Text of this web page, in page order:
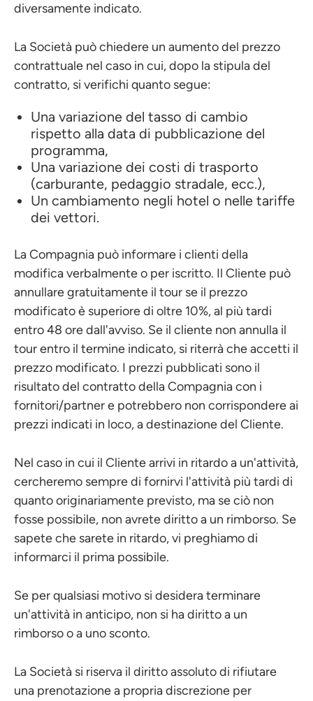
diversamente indicato.
La Società può chiedere un aumento del prezzo
contrattuale nel caso in cui, dopo la stipula del
contratto, si verifichi quanto segue:
Una variazione del tasso di cambio
rispetto alla data di pubblicazione del
programma,
Una variazione dei costi di trasporto
(carburante, pedaggio stradale, ecc.),
Un cambiamento negli hotel o nelle tariffe
dei vettori.
La Compagnia può informare i clienti della
modifica verbalmente o per iscritto. Il Cliente può
annullare gratuitamente il tour se il prezzo
modificato è superiore di oltre 10%, al più tardi
entro 48 ore dall'avviso. Se il cliente non annulla il
tour entro il termine indicato, si riterrà che accetti il
prezzo modificato. I prezzi pubblicati sono il
risultato del contratto della Compagnia con i
fornitori/partner e potrebbero non corrispondere ai
prezzi indicati in loco, a destinazione del Cliente.
Nel caso in cui il Cliente arrivi in ritardo a un'attività,
cercheremo sempre di fornirvi l'attività più tardi di
quanto originariamente previsto, ma se ciò non
fosse possibile, non avrete diritto a un rimborso. Se
sapete che sarete in ritardo, vi preghiamo di
informarci il prima possibile.
Se per qualsiasi motivo si desidera terminare
un'attività in anticipo, non si ha diritto a un
rimborso o a uno sconto.
La Società si riserva il diritto assoluto di rifiutare
una prenotazione a propria discrezione per